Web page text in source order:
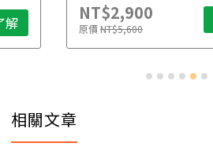
解 NT$2,900
原價NT$5,600
相關文章